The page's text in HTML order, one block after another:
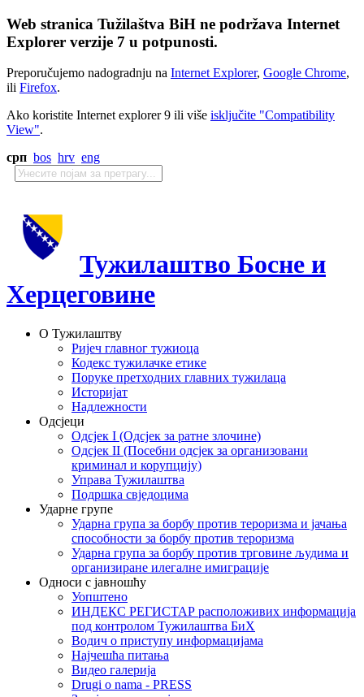
Web stranica Tužilaštva BiH ne podržava Internet
Explorer verzije 7 u potpunosti.
Preporučujemo nadogradnju na Internet Explorer, Google Chrome,
ili Firefox.
Ako koristite Internet explorer 9 ili više isključite "Compatibility
View".
срп bos hrv eng
Тужилаштво Босне и
Херцеговине
О Тужилаштву
Ријеч главног тужиоца
Кодекс тужилачке етике
Поруке претходних главних тужилаца
Историјат
Надлежности
Одсјеци
Одсјек I (Одсјек за ратне злочине)
Одсјек II (Посебни одсјек за организовани
криминал и корупцију)
Управа Тужилаштва
Подршка свједоцима
Ударне групе
Ударна група за борбу против тероризма и јачања
способности за борбу против тероризма
Ударна група за борбу против трговине људима и
организиране илегалне имиграције
Односи с јавношћу
Уопштено
ИНДЕКС РЕГИСТАР расположивих информација
под контролом Тужилаштва БиХ
Водич о приступу информацијама
Најчешћа питања
Видео галерија
Drugi o nama - PRESS